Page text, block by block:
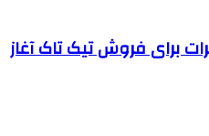
برای فروش تیک تاک آغاز